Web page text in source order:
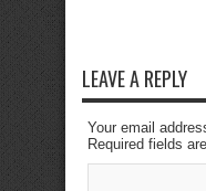
LEAVE A REPLY
Your email
Required fields